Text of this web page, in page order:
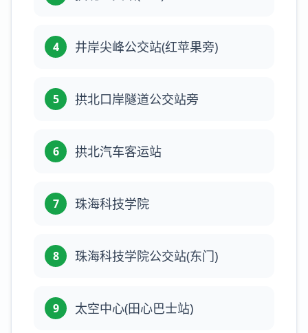
4 井岸尖峰公交站(红苹果旁)
5 拱北口岸隧道公交站旁
6 拱北汽车客运站
7 珠海科技学院
8 珠海科技学院公交站(东门)
9 太空中心(田心巴士站)